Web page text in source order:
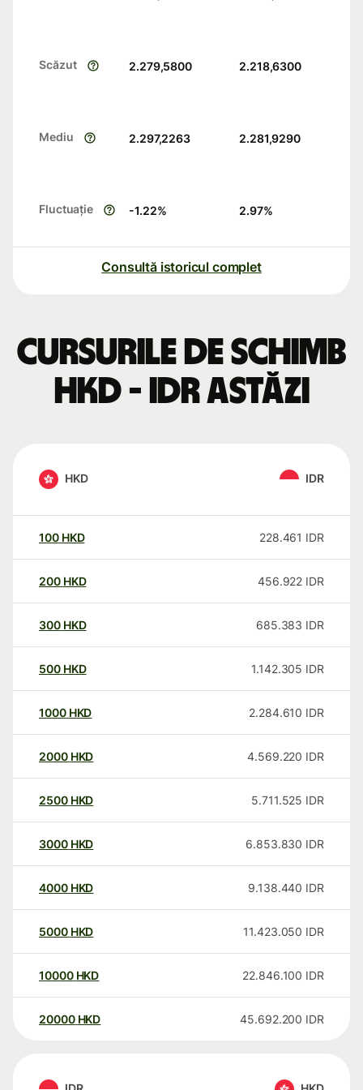
Scăzut 2.279,5800 2.218,6300
Mediu 2.297,2263 2.281,9290
Fluctuație -1.22% 2.97%
Consultă istoricul complet
Cursurile de schimb
HKD - IDR astăzi
HKD IDR
100 HKD 228.461 IDR
200 HKD 456.922 IDR
300 HKD 685.383 IDR
500 HKD 1.142.305 IDR
1000 HKD 2.284.610 IDR
2000 HKD 4.569.220 IDR
2500 HKD 5.711.525 IDR
3000 HKD 6.853.830 IDR
4000 HKD 9.138.440 IDR
5000 HKD 11.423.050 IDR
10000 HKD 22.846.100 IDR
20000 HKD 45.692.200 IDR